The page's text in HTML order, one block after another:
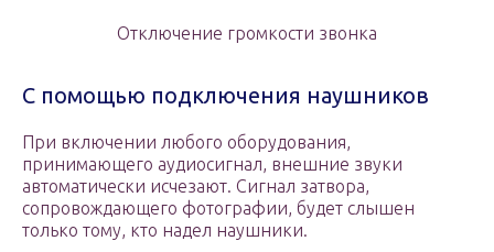
Отключение громкости звонка
С помощью подключения наушников
При включении любого оборудования,
принимающего аудиосигнал, внешние звуки
автоматически исчезают. Сигнал затвора,
сопровождающего фотографии, будет слышен
только тому, кто надел наушники.